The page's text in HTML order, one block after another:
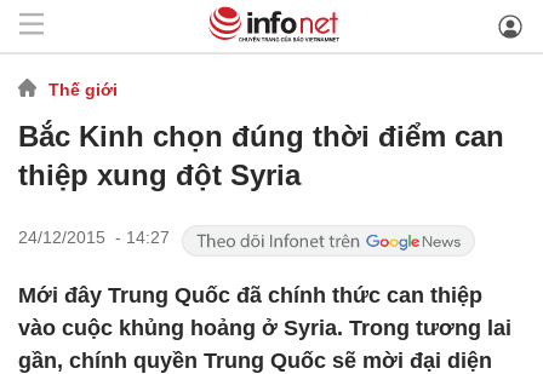
Thế giới
Bắc Kinh chọn đúng thời điểm can
thiệp xung đột Syria
24/12/2015 - 14:27
Mới đây Trung Quốc đã chính thức can thiệp
vào cuộc khủng hoảng ở Syria. Trong tương lai
gần, chính quyền Trung Quốc sẽ mời đại diện